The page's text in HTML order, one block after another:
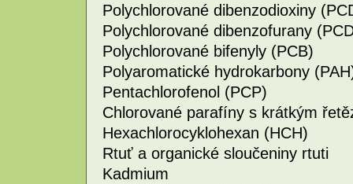
Polychlorované dibenzodioxiny
Polychlorované dibenzofurany
Polychlorované bifenyly (PCB)
Polyaromatické hydrokarbony
Pentachlorofenol (PCP)
Chlorované parafíny s krátkým
Hexachlorocyklohexan (HCH)
Rtuť a organické sloučeniny rtuti
Kadmium